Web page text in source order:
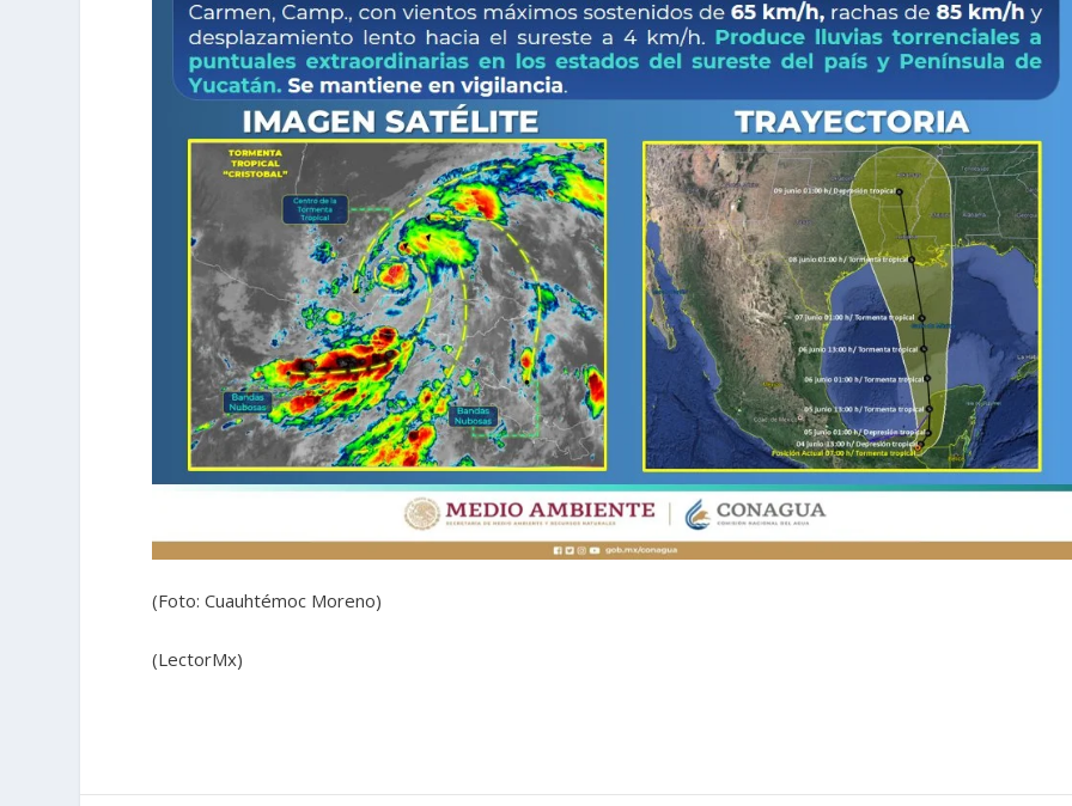
(Foto: Cuauhtémoc Moreno)
(LectorMx)